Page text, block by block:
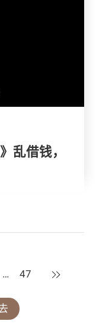
乱借钱，
… 47 下一页